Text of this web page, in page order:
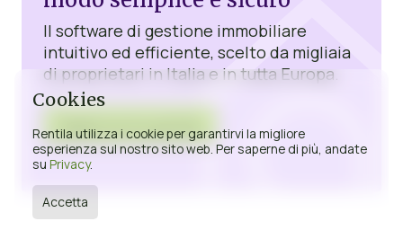
Cookies
Rentila utilizza i cookie per garantirvi la migliore
esperienza sul nostro sito web. Per saperne di più, andate
su Privacy.
Accetta
Il software di gestione immobiliare
intuitivo ed efficiente, scelto da migliaia
di proprietari in Italia e in tutta Europa.